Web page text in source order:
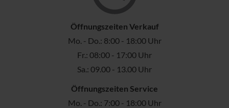
Öffnungszeiten Verkauf
Mo. - Do.: 8:00 - 18:00 Uhr
Fr.: 08:00 - 17:00 Uhr
Sa.: 09.00 - 13.00 Uhr
Öffnungszeiten Service
Mo. - Do.: 7:00 - 18:00 Uhr